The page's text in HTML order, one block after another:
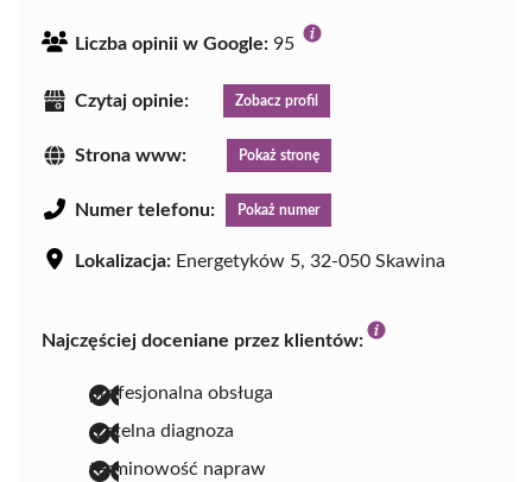
Liczba opinii w Google: 95
Czytaj opinie: Zobacz profil
Strona www: Pokaż stronę
Numer telefonu: Pokaż numer
Lokalizacja: Energetyków 5, 32-050 Skawina
Najczęściej doceniane przez klientów:
profesjonalna obsługa
rzetelna diagnoza
terminowość napraw